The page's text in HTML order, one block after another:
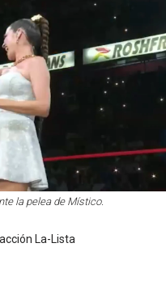
la pelea de Místico.
La-Lista